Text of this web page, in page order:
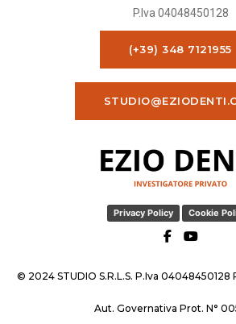
P.Iva 04048450128
(+39) 348 7121955
Privacy Policy Cookie
© 2024 STUDIO S.R.L.S. P.Iva 04048450128
Aut. Governativa Prot. N°